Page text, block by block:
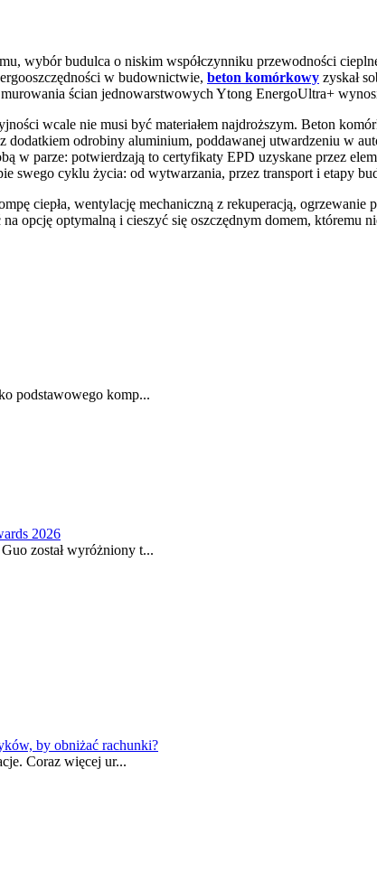
wybór budulca o niskim współczynniku przewodności
w budownictwie, beton komórkowy zyskał
ścian jednowarstwowych Ytong EnergoUltra+
wcale nie musi być materiałem najdroższym. Beton
odrobiny aluminium, poddawanej utwardzeniu w
w parze: potwierdzają to certyfikaty EPD uzyskane przez
swego cyklu życia: od wytwarzania, przez transport i etapy
ciepła, wentylację mechaniczną z rekuperacją,
opcję optymalną i cieszyć się oszczędnym domem, któremu
podstawowego komp...
2026
został wyróżniony t...
by obniżać rachunki?
Coraz więcej ur...